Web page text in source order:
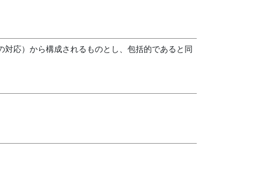
応）から構成されるものとし、包括的であると同